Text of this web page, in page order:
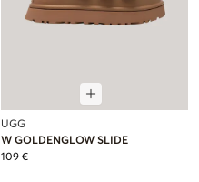
UGG
W GOLDENGLOW SLIDE
109 €